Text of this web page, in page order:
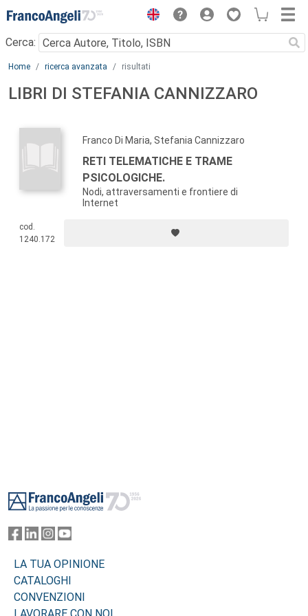
Menu
Cerca:
Main content
Home ricerca avanzata risultati
LIBRI DI STEFANIA CANNIZZARO
Franco Di Maria, Stefania Cannizzaro
RETI TELEMATICHE E TRAME
PSICOLOGICHE.
Nodi, attraversamenti e frontiere di
Internet
cod.
1240.172
LA TUA OPINIONE
CATALOGHI
CONVENZIONI